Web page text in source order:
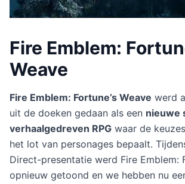
Fire Emblem:
Weave
Fire Emblem: Fortune’s Weave werd
uit de doeken gedaan als een nieuwe
verhaalgedreven RPG waar de
het lot van personages bepaalt.
Direct-presentatie werd Fire Emblem:
opnieuw getoond en we hebben nu